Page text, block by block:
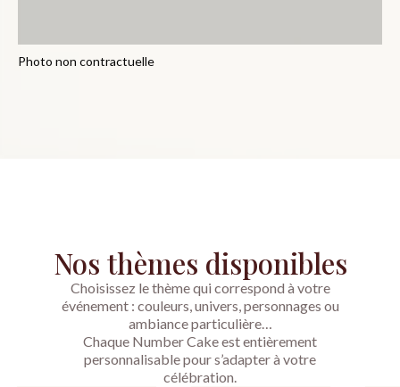
Photo non contractuelle
Nos thèmes disponibles
Choisissez le thème qui correspond à votre
événement : couleurs, univers, personnages ou
ambiance particulière…
Chaque Number Cake est entièrement
personnalisable pour s’adapter à votre
célébration.